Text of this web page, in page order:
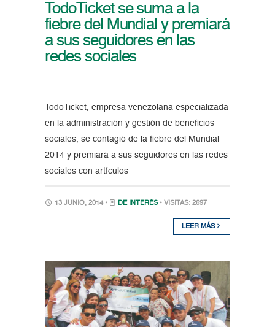
TodoTicket se suma a la
fiebre del Mundial y premiará
a sus seguidores en las
redes sociales
TodoTicket, empresa venezolana especializada
en la administración y gestión de beneficios
sociales, se contagió de la fiebre del Mundial
2014 y premiará a sus seguidores en las redes
sociales con artículos
13 JUNIO, 2014 • DE INTERÉS • VISITAS: 2697
LEER MÁS